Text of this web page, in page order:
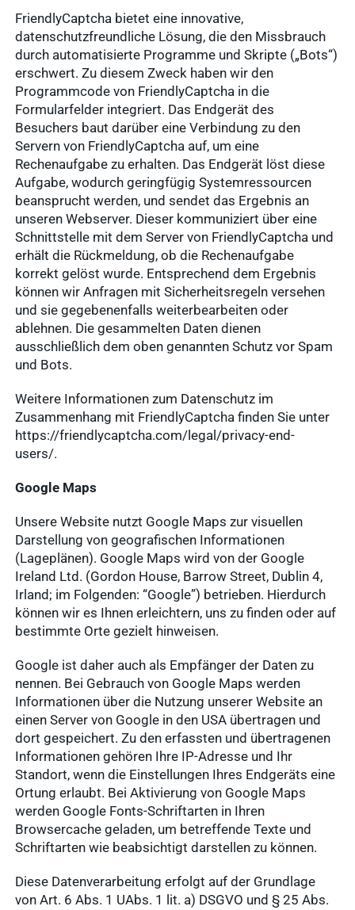
FriendlyCaptcha bietet eine innovative,
datenschutzfreundliche Lösung, die den Missbrauch
durch automatisierte Programme und Skripte („Bots“)
erschwert. Zu diesem Zweck haben wir den
Programmcode von FriendlyCaptcha in die
Formularfelder integriert. Das Endgerät des
Besuchers baut darüber eine Verbindung zu den
Servern von FriendlyCaptcha auf, um eine
Rechenaufgabe zu erhalten. Das Endgerät löst diese
Aufgabe, wodurch geringfügig Systemressourcen
beansprucht werden, und sendet das Ergebnis an
unseren Webserver. Dieser kommuniziert über eine
Schnittstelle mit dem Server von FriendlyCaptcha und
erhält die Rückmeldung, ob die Rechenaufgabe
korrekt gelöst wurde. Entsprechend dem Ergebnis
können wir Anfragen mit Sicherheitsregeln versehen
und sie gegebenenfalls weiterbearbeiten oder
ablehnen. Die gesammelten Daten dienen
ausschließlich dem oben genannten Schutz vor Spam
und Bots.
Weitere Informationen zum Datenschutz im
Zusammenhang mit FriendlyCaptcha finden Sie unter
https://friendlycaptcha.com/legal/privacy-end-
users/.
Google Maps
Unsere Website nutzt Google Maps zur visuellen
Darstellung von geografischen Informationen
(Lageplänen). Google Maps wird von der Google
Ireland Ltd. (Gordon House, Barrow Street, Dublin 4,
Irland; im Folgenden: “Google”) betrieben. Hierdurch
können wir es Ihnen erleichtern, uns zu finden oder auf
bestimmte Orte gezielt hinweisen.
Google ist daher auch als Empfänger der Daten zu
nennen. Bei Gebrauch von Google Maps werden
Informationen über die Nutzung unserer Website an
einen Server von Google in den USA übertragen und
dort gespeichert. Zu den erfassten und übertragenen
Informationen gehören Ihre IP-Adresse und Ihr
Standort, wenn die Einstellungen Ihres Endgeräts eine
Ortung erlaubt. Bei Aktivierung von Google Maps
werden Google Fonts-Schriftarten in Ihren
Browsercache geladen, um betreffende Texte und
Schriftarten wie beabsichtigt darstellen zu können.
Diese Datenverarbeitung erfolgt auf der Grundlage
von Art. 6 Abs. 1 UAbs. 1 lit. a) DSGVO und § 25 Abs.